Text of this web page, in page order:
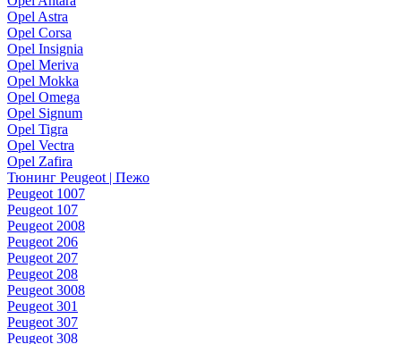
Opel Astra
Opel Corsa
Opel Insignia
Opel Meriva
Opel Mokka
Opel Omega
Opel Signum
Opel Tigra
Opel Vectra
Opel Zafira
Тюнинг Peugeot | Пежо
Peugeot 1007
Peugeot 107
Peugeot 2008
Peugeot 206
Peugeot 207
Peugeot 208
Peugeot 3008
Peugeot 301
Peugeot 307
Peugeot 308